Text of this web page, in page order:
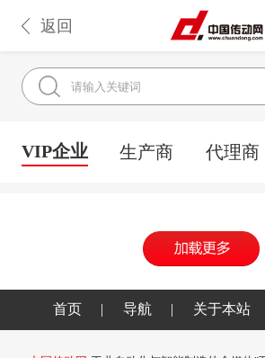
返回
VIP企业 生产商 代理商
首页 | 导航 | 关于本站